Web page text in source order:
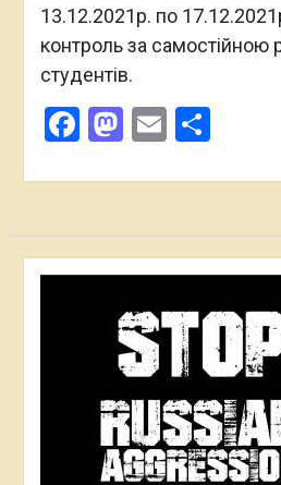
13.12.2021р. по
контроль за самостійною
студентів.
Facebook
Mastodon
Email